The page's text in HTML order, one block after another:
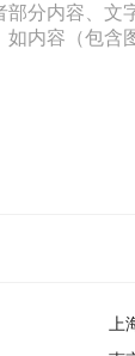
分内容、
内容（包
上